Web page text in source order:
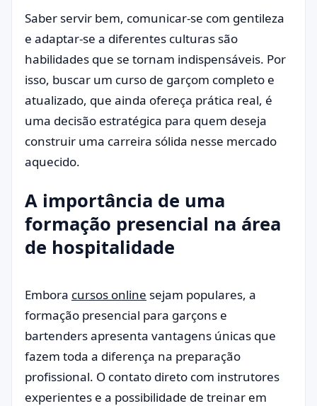
Saber servir bem, comunicar-se com gentileza
e adaptar-se a diferentes culturas são
habilidades que se tornam indispensáveis. Por
isso, buscar um curso de garçom completo e
atualizado, que ainda ofereça prática real, é
uma decisão estratégica para quem deseja
construir uma carreira sólida nesse mercado
aquecido.
A importância de uma
formação presencial na área
de hospitalidade
Embora cursos online sejam populares, a
formação presencial para garçons e
bartenders apresenta vantagens únicas que
fazem toda a diferença na preparação
profissional. O contato direto com instrutores
experientes e a possibilidade de treinar em